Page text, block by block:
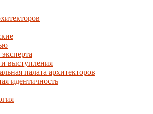
выступления
палата архитекторов
идентичность